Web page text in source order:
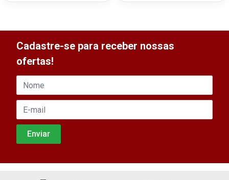
Cadastre-se para receber nossas
ofertas!